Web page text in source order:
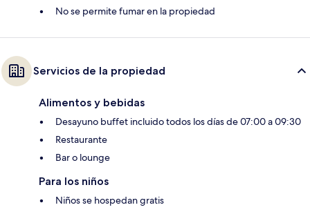
No se permite fumar en la propiedad
Servicios de la propiedad
Alimentos y bebidas
Desayuno buffet incluido todos los días de 07:00 a 09:30
Restaurante
Bar o lounge
Para los niños
Niños se hospedan gratis